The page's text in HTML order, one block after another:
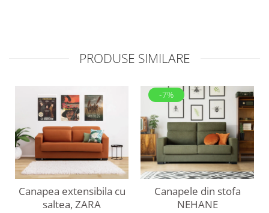
PRODUSE SIMILARE
Canapea extensibila cu
saltea, ZARA
-7%
Canapele din stofa
NEHANE